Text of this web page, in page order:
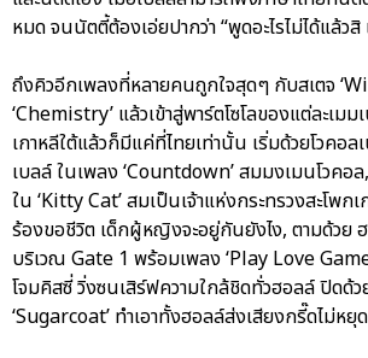
หมด จนนัตตี้ต้องเอ่ยปากว่า “พูดอะไรไม่ได้แล้วสิ
ถึงคิวอีกเพลงที่หลายคนถูกใจสุดๆ กับสเตจ
‘Chemistry’ แล้วเข้าสู่พาร์ตโซโลของแต่ละเม
เกาหลีใต้แล้วก็มีแค่ที่ไทยเท่านั้น เริ่มด้วยโวคอ
เบลล์ ในเพลง ‘Countdown’ สมมงเมนโวคอ
ใน ‘Kitty Cat’ สมเป็นเจ้าแห่งกระทรวงสะโพก
ร้องขอชีวิต เด็กผู้หญิงจะอยู่กันยังไง, ตามด้วย
บริเวณ Gate 1 พร้อมเพลง ‘Play Love
โจมคิสซี่ วิ่งซนเสิร์ฟความใกล้ชิดทั่วฮอลล์ ปิดด้
‘Sugarcoat’ ทำเอาทั้งฮอลล์ส่งเสียงกรี๊ดไม่หยุด